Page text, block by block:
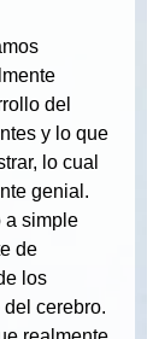
del
y lo que
lo cual
genial.
a simple
de
los
cerebro.